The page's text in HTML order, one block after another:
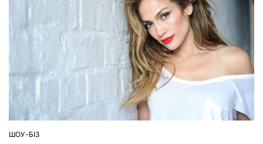
ОПУБЛІКУВАТИ
ШОУ-БІЗ